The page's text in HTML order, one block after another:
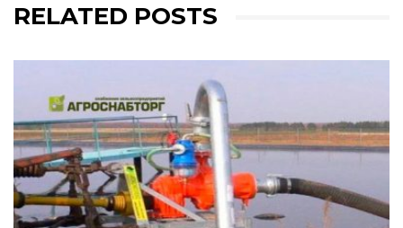
RELATED POSTS